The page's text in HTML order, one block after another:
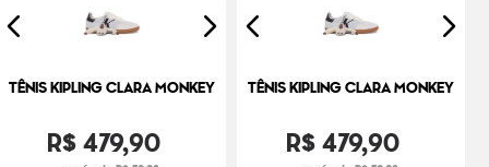
TÊNIS KIPLING CLARA MONKEY
R$479,90
TÊNIS KIPLING CLARA MONKEY
R$479,90